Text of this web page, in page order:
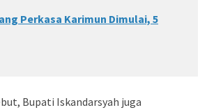
Perkasa Karimun Dimulai, 5
Bupati Iskandarsyah juga